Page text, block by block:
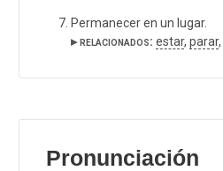
Permanecer en un lugar.
▸ relacionados: estar, parar,
Pronunciación